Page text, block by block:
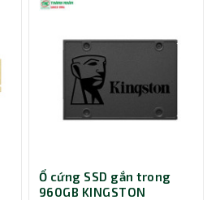
Ổ cứng SSD gắn trong
960GB KINGSTON